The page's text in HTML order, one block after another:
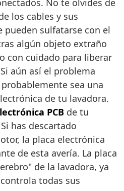
No te olvides de
los cables y sus
pueden sulfatarse con el
algún objeto extraño
con cuidado para liberar
aún así el problema
sea una
de tu lavadora.
PCB de tu
has descartado
la placa electrónica
de esta avería. La placa
de la lavadora, ya
todas sus